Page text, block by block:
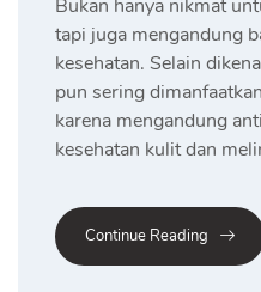
Bukan hanya nikmat
tapi juga mengandung
kesehatan. Selain
pun sering
karena mengandung
kesehatan kulit dan
Continue Reading